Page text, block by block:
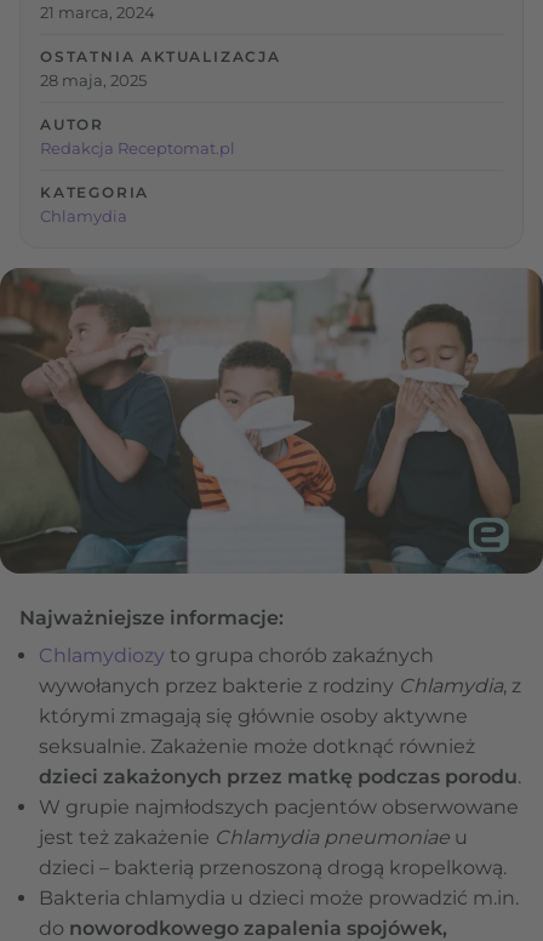
21 marca, 2024
OSTATNIA AKTUALIZACJA
28 maja, 2025
AUTOR
Redakcja Receptomat.pl
KATEGORIA
Chlamydia
Najważniejsze informacje:
Chlamydiozy to grupa chorób zakaźnych
wywołanych przez bakterie z rodziny Chlamydia, z
którymi zmagają się głównie osoby aktywne
seksualnie. Zakażenie może dotknąć również
dzieci zakażonych przez matkę podczas porodu.
W grupie najmłodszych pacjentów obserwowane
jest też zakażenie Chlamydia pneumoniae u
dzieci – bakterią przenoszoną drogą kropelkową.
Bakteria chlamydia u dzieci może prowadzić m.in.
do noworodkowego zapalenia spojówek,